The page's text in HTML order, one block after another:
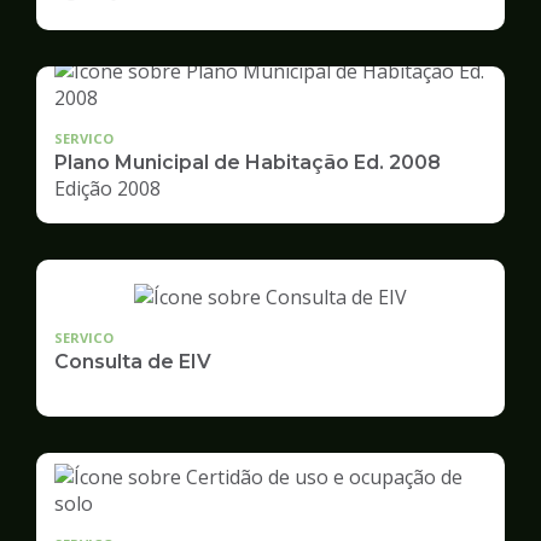
Desenvolvimento
Urbano
SERVICO
Plano Municipal de Habitação Ed. 2008
Edição 2008
SERVICO
Consulta de EIV